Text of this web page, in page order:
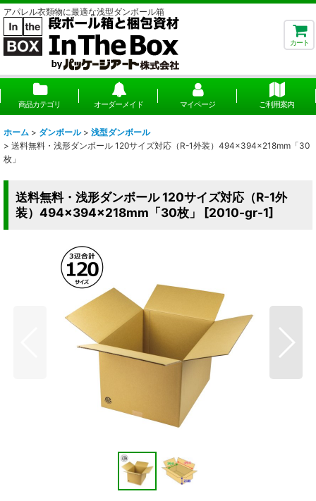
アパレル衣類物に最適な浅型ダンボール箱
カート
商品カテゴリ オーダーメイド マイページ ご利用案内
ホーム > ダンボール > 浅型ダンボール
> 送料無料・浅形ダンボール 120サイズ対応（R-1外装）494×394×218mm「30
枚」
送料無料・浅形ダンボール 120サイズ対応（R-1外
装）494×394×218mm「30枚」
[2010-gr-1]